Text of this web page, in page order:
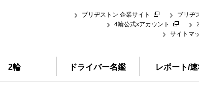
ブリヂストン 企業サイト
ブリヂ
4輪公式xアカウント
サイトマ
2輪 ドライバー名鑑 レポート/